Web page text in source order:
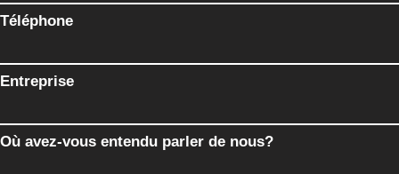
Téléphone
Entreprise
Où avez-vous entendu parler de nous?